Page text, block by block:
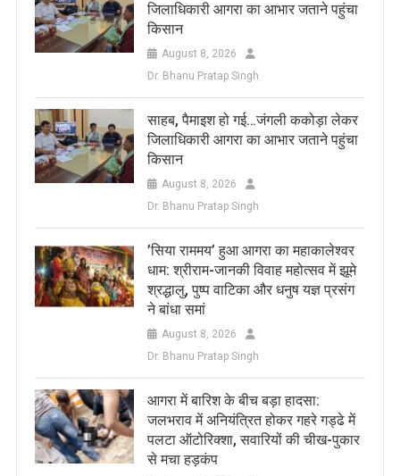
जिलाधिकारी आगरा का आभार जताने पहुंचा
किसान
August 8, 2026
Dr. Bhanu Pratap Singh
साहब, पैमाइश हो गई…जंगली ककोड़ा लेकर
जिलाधिकारी आगरा का आभार जताने पहुंचा
किसान
August 8, 2026
Dr. Bhanu Pratap Singh
​’सिया राममय’ हुआ आगरा का महाकालेश्वर
धाम: श्रीराम-जानकी विवाह महोत्सव में झूमे
श्रद्धालु, पुष्प वाटिका और धनुष यज्ञ प्रसंग
ने बांधा समां
August 8, 2026
Dr. Bhanu Pratap Singh
आगरा में बारिश के बीच बड़ा हादसा:
जलभराव में अनियंत्रित होकर गहरे गड्ढे में
पलटा ऑटोरिक्शा, सवारियों की चीख-पुकार
से मचा हड़कंप